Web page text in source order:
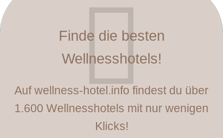
Finde die besten
Wellnesshotels!
Auf wellness-hotel.info findest du über
1.600 Wellnesshotels mit nur wenigen
Klicks!